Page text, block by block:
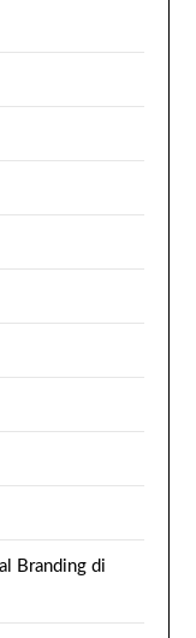
Branding di